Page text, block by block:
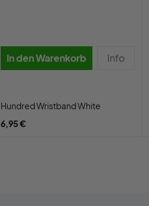
In den Warenkorb Info
Hundred Wristband White
6,95 €